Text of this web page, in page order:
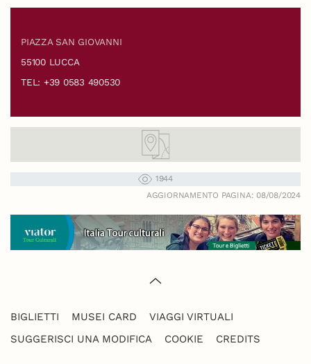
PIAZZA SAN GIOVANNI
55100 LUCCA
TEL: +39 0583 490530
1944
AGGIORNAMENTO PAGINA: 08/08/2024
BIGLIETTI MUSEI CARD
VIAGGI VIRTUALI
SUGGERISCI UNA MODIFICA
COOKIE CREDITS